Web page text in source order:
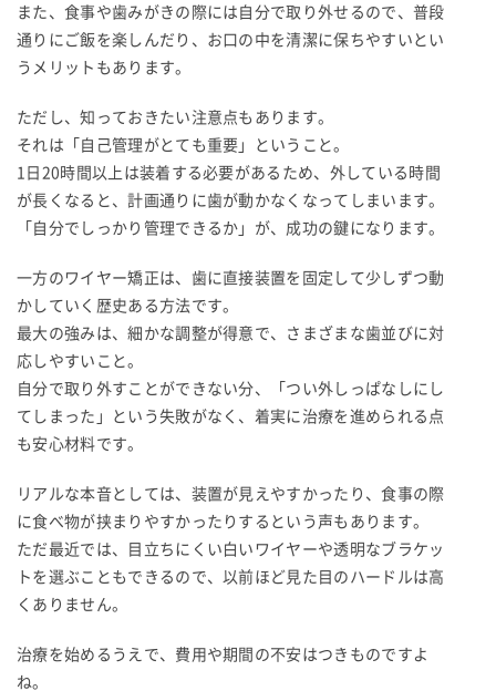
また、食事や歯みがきの際には自分で取り外せるので、普段
通りにご飯を楽しんだり、お口の中を清潔に保ちやすいとい
うメリットもあります。
ただし、知っておきたい注意点もあります。
それは「自己管理がとても重要」ということ。
1日20時間以上は装着する必要があるため、外している時間
が長くなると、計画通りに歯が動かなくなってしまいます。
「自分でしっかり管理できるか」が、成功の鍵になります。
一方のワイヤー矯正は、歯に直接装置を固定して少しずつ動
かしていく歴史ある方法です。
最大の強みは、細かな調整が得意で、さまざまな歯並びに対
応しやすいこと。
自分で取り外すことができない分、「つい外しっぱなしにし
てしまった」という失敗がなく、着実に治療を進められる点
も安心材料です。
リアルな本音としては、装置が見えやすかったり、食事の際
に食べ物が挟まりやすかったりするという声もあります。
ただ最近では、目立ちにくい白いワイヤーや透明なブラケッ
トを選ぶこともできるので、以前ほど見た目のハードルは高
くありません。
治療を始めるうえで、費用や期間の不安はつきものですよ
ね。